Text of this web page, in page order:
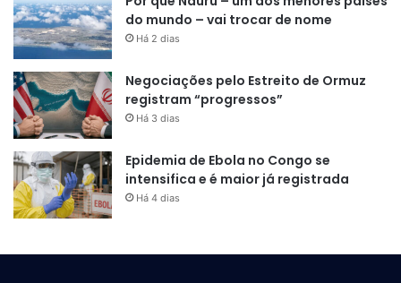
combustíveis fósseis, certamente
abrir uma nova frente de
exploração de petróleo vai na
contramão, inclusive, dos
compromissos que o Brasil já
assumiu, assinou e aprovou no
Congresso Nacional. Então, não
há a menor dúvida de que se a
do mundo – vai trocar de nome
Há 2 dias
Negociações pelo Estreito de Ormuz
registram “progressos”
Há 3 dias
Epidemia de Ebola no Congo se
intensifica e é maior já registrada
Há 4 dias